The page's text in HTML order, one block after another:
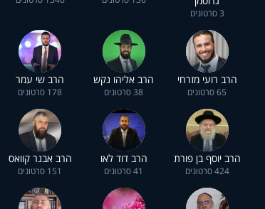
3 סרטונים
הרב רועי מזרחי
65 סרטונים
הרב אליהו נקש
38 סרטונים
הרב שי עמר
178 סרטונים
הרב יוסף בן פורת
424 סרטונים
הרב דוד לאו
41 סרטונים
הרב אבנר קוואס
151 סרטונים